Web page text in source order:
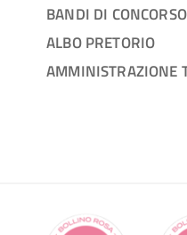
BANDI DI CONCORSO
ALBO PRETORIO
AMMINISTRAZIONE